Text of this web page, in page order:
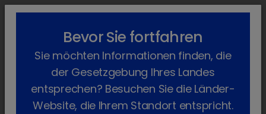
lock_outline search menu
Verschreibungspflichtig
Diatrim Zurück
Diatrim
Bevor Sie fortfahren
Sie möchten Informationen finden, die
der Gesetzgebung Ihres Landes
entsprechen? Besuchen Sie die Länder-
Website, die Ihrem Standort entspricht.